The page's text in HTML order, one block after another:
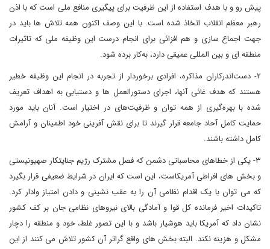
پیش رو و با هدف استفاده از این ظرفیت برای پیگیری منافع ملی است که با اذن
رهبر معظم انقلاب اتخاذ شده است. با این وصف اکنون همه تلاش ها باید در
جهت اجماع سازی و هم افزائی برای انجام درست این وظیفه ملی که تاثیرات
منطقه ای و بین المللی عمیقی دارد، به‌کار برده شود.
۲- دست‌اندرکاران مذاکره، افرادی برخوردار از تجربه در انجام این وظیفه خطیر
هستند که هدف غائی آنها، اجرای دستورالعمل ها و دستیابی به اهداف تعریف
شده با بهره‌گیری از همه توان و ظرفیت‌های در اختیار است. آنان باید مورد
حمایت کامل آحاد جامعه قرار گیرند تا برای نقش آفرینی خود اطمینان و آرامش
کامل داشته باشند.
۳- یکی از خطاهای محاسباتی دشمن که فصل مشترک رژیم جنایتکار صهیونیستی
و بخش های افراطی آمریکاست، این است که ایران در شرایط ضعیفی قرار بگیرد
که می توان با یک اقدام نظامی آن را به عقب نشینی و دادن امتیاز وادار کرد.
تاکیدات اخیر فرمانده کل قوا و آمادگی بالای نیروهای نظامی جان بر کف کشور
نشان داد که آمریکا باید هوشیار باشد و با این تصور غلط، خود و منطقه را دچار
مشکل و هزینه نکند. البته بخش های واقع گراتر آن کشور تلاش می کنند از این